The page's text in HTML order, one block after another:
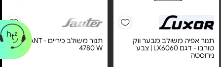
תנור אפיה משולב מבער ווק
טורבו - דגם LX6060 | צבע
נירוסטה
תנור משולב כיריים - ELEGANT
4780 W